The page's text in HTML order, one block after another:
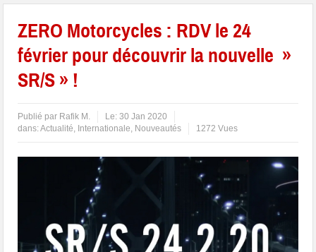
ZERO Motorcycles : RDV le 24
février pour découvrir la nouvelle »
SR/S » !
Publié par Rafik M. Le:30 Jan 2020
dans:Actualité, Internationale, Nouveautés 1272 Vues